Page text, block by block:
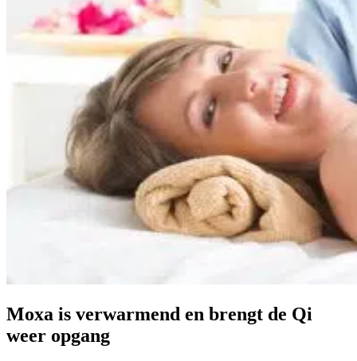
Moxa is verwarmend en brengt de Qi
weer opgang